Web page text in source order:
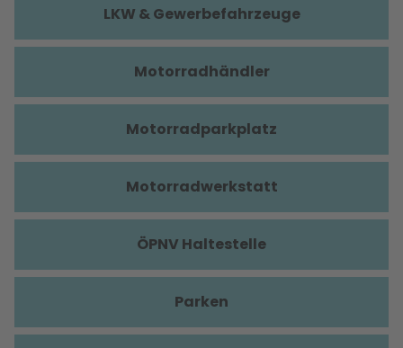
LKW & Gewerbefahrzeuge
Motorradhändler
Motorradparkplatz
Motorradwerkstatt
ÖPNV Haltestelle
Parken